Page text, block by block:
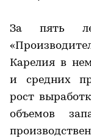
За пять
Карелия в
и средних
рост
объемов